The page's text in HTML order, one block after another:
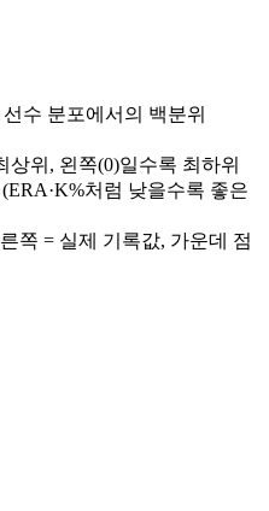
수 분포에서의 백분위
상위, 왼쪽(0)일수록 최하위
처럼 낮을수록 좋은
쪽 = 실제 기록값, 가운데 점